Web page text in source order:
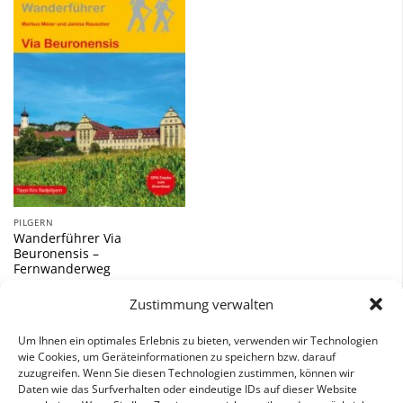
Zustimmung verwalten
Um Ihnen ein optimales Erlebnis zu bieten, verwenden wir Technologien
wie Cookies, um Geräteinformationen zu speichern bzw. darauf
zuzugreifen. Wenn Sie diesen Technologien zustimmen, können wir
Daten wie das Surfverhalten oder eindeutige IDs auf dieser Website
Zu
Wunschliste
hinzufügen
PILGERN
Wanderführer Via
Beuronensis –
Fernwanderweg